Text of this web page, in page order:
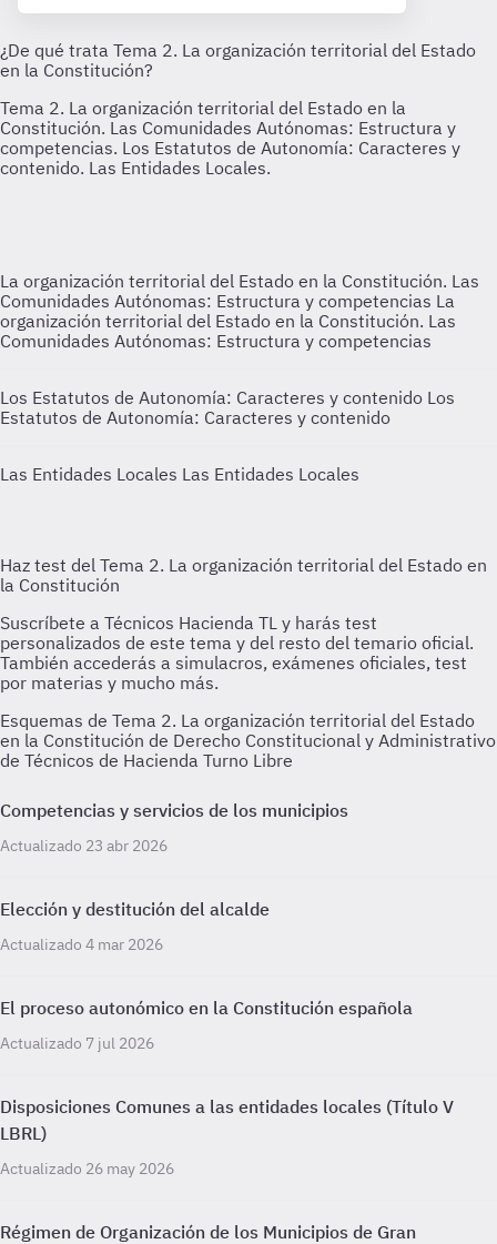
La organización territorial del Estado en la Constitución. Las
Comunidades Autónomas: Estructura y competencias La
organización territorial del Estado en la Constitución. Las
Comunidades Autónomas: Estructura y competencias
Los Estatutos de Autonomía: Caracteres y contenido Los
Estatutos de Autonomía: Caracteres y contenido
Las Entidades Locales Las Entidades Locales
Esquemas de Tema 2. La organización territorial del Estado
en la Constitución de Derecho Constitucional y Administrativo
de Técnicos de Hacienda Turno Libre
Competencias y servicios de los municipios
Actualizado 23 abr 2026
Elección y destitución del alcalde
Actualizado 4 mar 2026
El proceso autonómico en la Constitución española
Actualizado 7 jul 2026
Disposiciones Comunes a las entidades locales (Título V
LBRL)
Actualizado 26 may 2026
Régimen de Organización de los Municipios de Gran